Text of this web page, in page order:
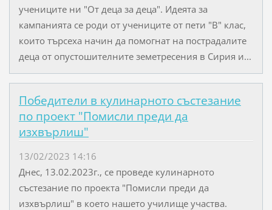
учениците ни "От деца за деца". Идеята за
кампанията се роди от учениците от пети "В" клас,
които търсеха начин да помогнат на пострадалите
деца от опустошителните земетресения в Сирия и...
Победители в кулинарното състезание
по проект "Помисли преди да
изхвърлиш"
13/02/2023 14:16
Днес, 13.02.2023г., се проведе кулинарното
състезание по проекта "Помисли преди да
изхвърлиш" в което нашето училище участва.